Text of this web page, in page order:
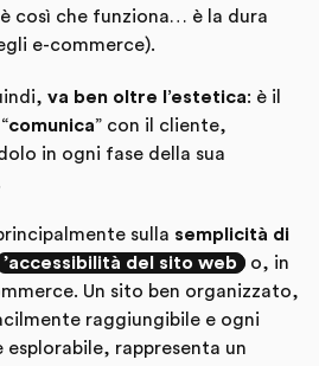
così che funziona… è la dura
e-commerce).
va ben oltre l’estetica: è il
comunica” con il cliente,
in ogni fase della sua
sulla semplicità di
’accessibilità del sito web
o, in
Un sito ben organizzato,
raggiungibile e ogni
rappresenta un